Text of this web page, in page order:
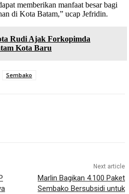
memberikan manfaat besar bagi
di Kota Batam,” ucap Jefridin.
Rudi Ajak Forkopimda
Kota Baru
Sembako
Next article
Marlin Bagikan 4.100 Paket
Sembako Bersubsidi untuk